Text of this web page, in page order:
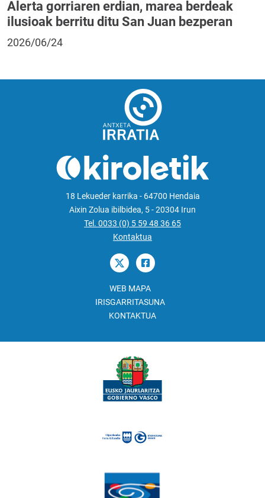
Alerta gorriaren erdian, marea berdeak
ilusioak berritu ditu San Juan bezperan
2026/06/24
18 Lekueder karrika - 64700 Hendaia
Aixin Zolua ibilbidea, 5 - 20304 Irun
Tel. 0033 (0) 5 59 48 36 65
Kontaktua
WEB MAPA
IRISGARRITASUNA
KONTAKTUA